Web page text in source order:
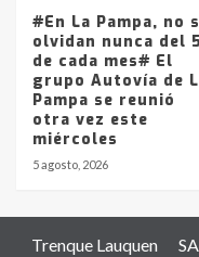
#En La Pampa, no
olvidan nunca del 5
de cada mes# El
grupo Autovía de
Pampa se reunió
otra vez este
miércoles
5 agosto, 2026
Trenque Lauquen